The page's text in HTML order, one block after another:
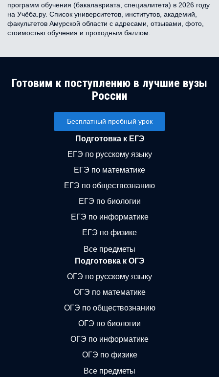
программ обучения (бакалавриата, специалитета) в 2026 году
на Учёба.ру. Список университетов, институтов, академий,
факультетов Амурской области с адресами, отзывами, фото,
стоимостью обучения и проходным баллом.
Готовим к поступлению в лучшие вузы
России
Бесплатный пробный урок
Подготовка к ЕГЭ
ЕГЭ по русскому языку
ЕГЭ по математике
ЕГЭ по обществознанию
ЕГЭ по биологии
ЕГЭ по информатике
ЕГЭ по физике
Все предметы
Подготовка к ОГЭ
ОГЭ по русскому языку
ОГЭ по математике
ОГЭ по обществознанию
ОГЭ по биологии
ОГЭ по информатике
ОГЭ по физике
Все предметы